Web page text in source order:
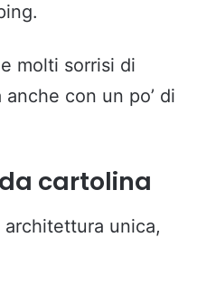
molti sorrisi di
con un po’ di
cartolina
unica,